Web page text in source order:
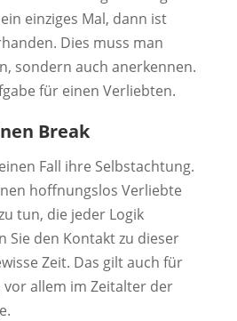
einziges Mal, dann ist
Dies muss man
sondern auch anerkennen.
für einen Verliebten.
Break
Fall ihre Selbstachtung.
hoffnungslos Verliebte
tun, die jeder Logik
Sie den Kontakt zu dieser
Zeit. Das gilt auch für
allem im Zeitalter der